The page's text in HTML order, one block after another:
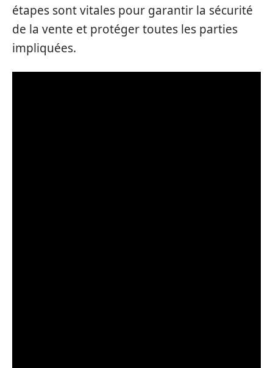
étapes sont vitales pour garantir la sécurité
de la vente et protéger toutes les parties
impliquées.